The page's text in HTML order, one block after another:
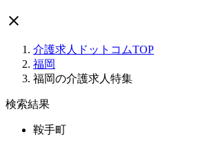

介護求人ドットコムTOP
福岡
福岡の介護求人特集
検索結果
鞍手町